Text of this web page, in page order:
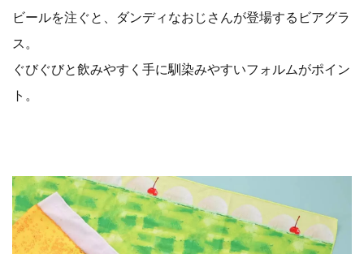
ビールを注ぐと、ダンディなおじさんが登場するビアグラ
ス。
ぐびぐびと飲みやすく手に馴染みやすいフォルムがポイン
ト。